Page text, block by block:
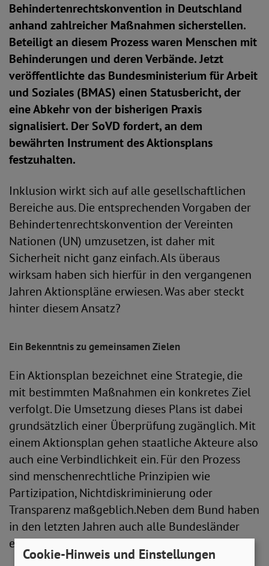
Behindertenrechtskonvention in Deutschland
anhand zahlreicher Maßnahmen sicherstellen.
Beteiligt an diesem Prozess waren Menschen mit
Behinderungen und deren Verbände. Jetzt
veröffentlichte das Bundesministerium für Arbeit
und Soziales (BMAS) einen Statusbericht, der
eine Abkehr von der bisherigen Praxis
signalisiert. Der SoVD fordert, an dem
bewährten Instrument des Aktionsplans
festzuhalten.
Inklusion wirkt sich auf alle gesellschaftlichen
Bereiche aus. Die entsprechenden Vorgaben der
Behindertenrechtskonvention der Vereinten
Nationen (UN) umzusetzen, ist daher mit
Sicherheit nicht ganz einfach. Als überaus
wirksam haben sich hierfür in den vergangenen
Jahren Aktionspläne erwiesen. Was aber steckt
hinter diesem Ansatz?
Ein Bekenntnis zu gemeinsamen Zielen
Ein Aktionsplan bezeichnet eine Strategie, die
mit bestimmten Maßnahmen ein konkretes Ziel
verfolgt. Die Umsetzung dieses Plans ist dabei
grundsätzlich einer Überprüfung zugänglich. Mit
einem Aktionsplan gehen staatliche Akteure also
auch eine Verbindlichkeit ein. Für den Prozess
sind menschenrechtliche Prinzipien wie
Partizipation, Nichtdiskriminierung oder
Transparenz maßgeblich.Neben dem Bund haben
in den letzten Jahren auch alle Bundesländer
eigene Aktionspläne in Kraft gesetzt.
Cookie-Hinweis und Einstellungen